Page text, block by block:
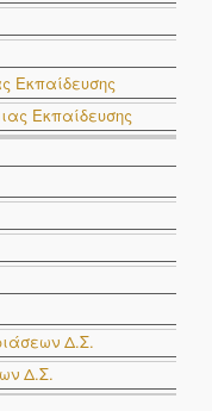
Εκπαίδευσης
Εκπαίδευσης
Δ.Σ.
Δ.Σ.